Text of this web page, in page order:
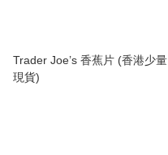
Trader Joe’s 香蕉片 (香港少量
現貨)